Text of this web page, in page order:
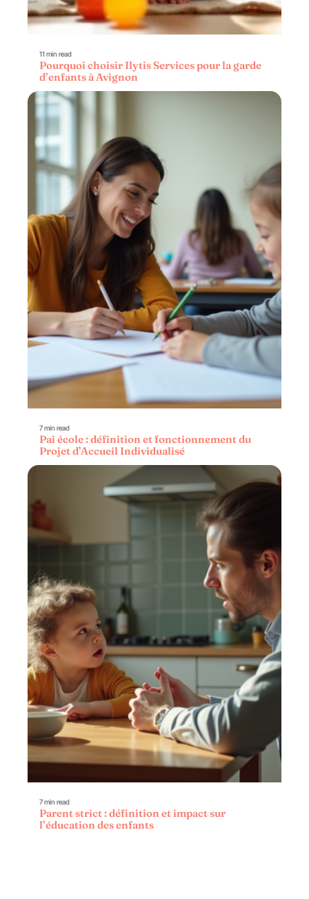
11 min read
Pourquoi choisir Ilytis Services pour la garde
d’enfants à Avignon
7 min read
Pai école : définition et fonctionnement du
Projet d’Accueil Individualisé
7 min read
Parent strict : définition et impact sur
l’éducation des enfants